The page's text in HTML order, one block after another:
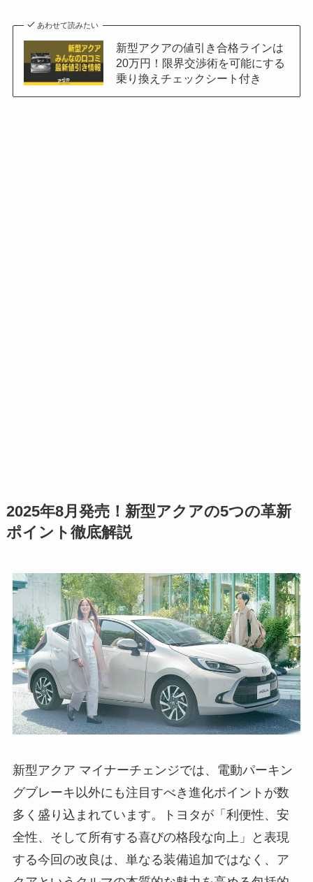
あわせて読みたい
新型アクアの値引き合格ラインは
20万円！限界交渉術を可能にする
乗り換えチェックシート付き
2025年8月発売！新型アクアの5つの革新
ポイント徹底解説
新型アクア マイナーチェンジでは、電動パーキン
グブレーキ以外にも注目すべき進化ポイントが数
多く盛り込まれています。トヨタが「利便性、安
全性、そして所有する喜びの格段な向上」と表現
する今回の改良は、単なる装備追加ではなく、ア